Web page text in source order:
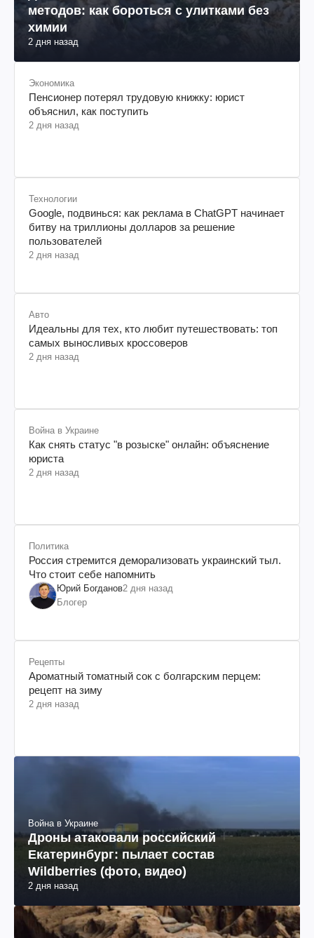
методов: как бороться с улитками без
химии
2 дня назад
Экономика
Пенсионер потерял трудовую книжку: юрист
объяснил, как поступить
2 дня назад
Технологии
Google, подвинься: как реклама в ChatGPT начинает
битву на триллионы долларов за решение
пользователей
2 дня назад
Авто
Идеальны для тех, кто любит путешествовать: топ
самых выносливых кроссоверов
2 дня назад
Война в Украине
Как снять статус "в розыске" онлайн: объяснение
юриста
2 дня назад
Политика
Россия стремится деморализовать украинский тыл.
Что стоит себе напомнить
Юрий Богданов2 дня назад
Блогер
Рецепты
Ароматный томатный сок с болгарским перцем:
рецепт на зиму
2 дня назад
Война в Украине
Дроны атаковали российский
Екатеринбург: пылает состав
Wildberries (фото, видео)
2 дня назад